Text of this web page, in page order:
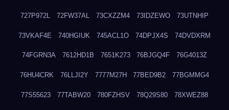
727P972L 72FW37AL 73CXZZM4 73IDZEWO 73UTNHIP
73VKAF4E 740HGIUK 745ACL1O 74DPJX4S 74DVDXRM
74FGRN3A 7612HD1B 7651K273 76BJGQ4F 76G4013Z
76HU4CRK 76LLJI2Y 7777M27H 77BED9B2 77BGMMG4
77S55623 77TABW20 780FZHSV 78Q29S80 78XWEZ88